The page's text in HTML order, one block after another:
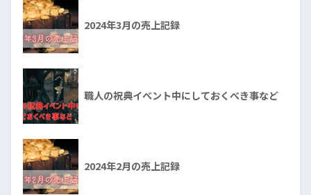
2024年3月の売上記録
職人の祝典イベント中にしておくべき事など
2024年2月の売上記録